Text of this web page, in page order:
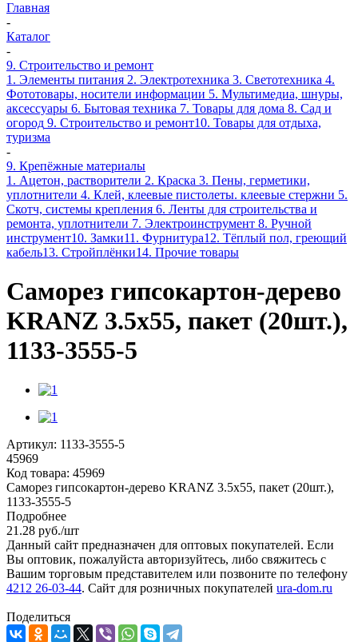
Главная
-
Каталог
-
9. Строительство и ремонт
1. Элементы питания 2. Электротехника 3. Светотехника 4.
Фототовары, носители информации 5. Мультимедиа, шнуры,
аксессуары 6. Бытовая техника 7. Товары для дома 8. Сад и
огород 9. Строительство и ремонт10. Товары для отдыха,
туризма
-
9. Крепёжные материалы
1. Ацетон, растворители 2. Краска 3. Пены, герметики,
уплотнители 4. Клей, клеевые пистолеты. клеевые стержни 5.
Скотч, системы крепления 6. Ленты для строительства и
ремонта, уплотнители 7. Электроинструмент 8. Ручной
инструмент10. Замки11. Фурнитура12. Тёплый пол, греющий
кабель13. Стройплёнки14. Прочие товары
Саморез гипсокартон-дерево
KRANZ 3.5х55, пакет (20шт.),
1133-3555-5
Артикул: 1133-3555-5
45969
Код товара: 45969
Саморез гипсокартон-дерево KRANZ 3.5х55, пакет (20шт.),
1133-3555-5
Подробнее
21.28 руб./шт
Данный сайт предназначен для оптовых покупателей. Если
Вы оптовик, пожалуйста авторизуйтесь, либо свяжитесь с
Вашим торговым представителем или позвоните по телефону
4212 26-03-44. Сайт для розничных покупателей ura-dom.ru
Поделиться